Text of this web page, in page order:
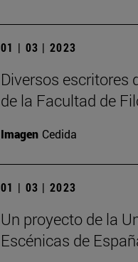
01 | 03 | 2023
Diversos escritores
de la Facultad de
Imagen Cedida
01 | 03 | 2023
Un proyecto de la
Escénicas de